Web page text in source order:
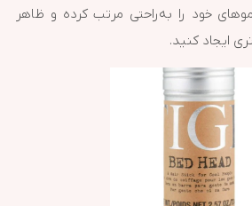
خود را به‌راحتی مرتب کرده و ظاهر
ایجاد کنید.